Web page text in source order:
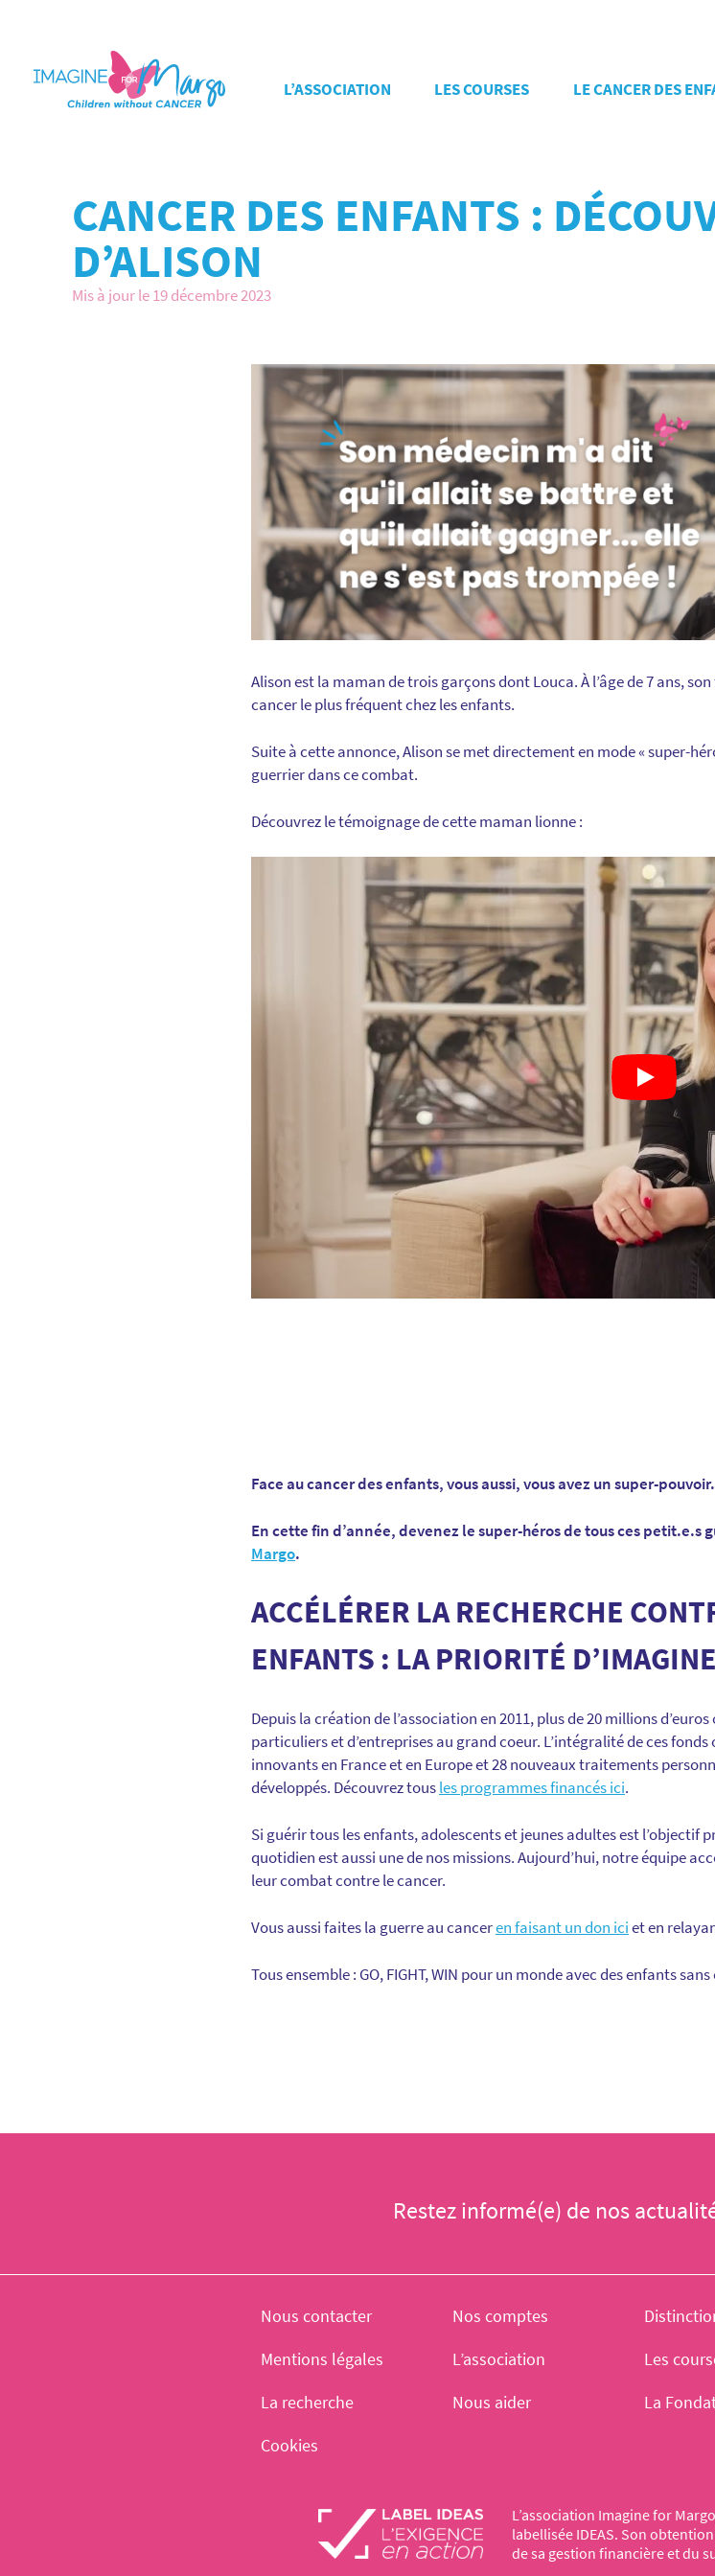
L’ASSOCIATION LES COURSES LE CANCER DES
CANCER DES ENFANTS :
D’ALISON
Mis à jour le 19 décembre 2023
Alison est la maman de trois garçons dont Louca. À l’âge de 7 ans,
cancer le plus fréquent chez les enfants.
Suite à cette annonce, Alison se met directement en mode « super-
guerrier dans ce combat.
Découvrez le témoignage de cette maman lionne :
Face au cancer des enfants, vous aussi, vous avez un super-pouvoir.
En cette fin d’année, devenez le super-héros de tous ces petit.e.s
Margo.
ACCÉLÉRER LA RECHERCHE
ENFANTS : LA PRIORITÉ
Depuis la création de l’association en 2011, plus de 20 millions
particuliers et d’entreprises au grand coeur. L’intégralité de ces
innovants en France et en Europe et 28 nouveaux traitements
développés. Découvrez tousles programmes financés ici.
Si guérir tous les enfants, adolescents et jeunes adultes est l’objectif
quotidien est aussi une de nos missions. Aujourd’hui, notre équipe
leur combat contre le cancer.
Vous aussi faites la guerre au canceren faisant un don iciet en
Tous ensemble : GO, FIGHT, WIN pour un monde avec des enfants
Restez informé(e) de nos
L’association Imagine for
labellisée IDEAS. Son
de sa gestion financière et du
Nous contacter Nos comptes
Mentions légales
L’association Les
La recherche
Nous aider La
Cookies